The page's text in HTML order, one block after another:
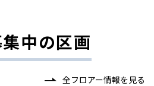
中の区画
全フロアー情報を見る